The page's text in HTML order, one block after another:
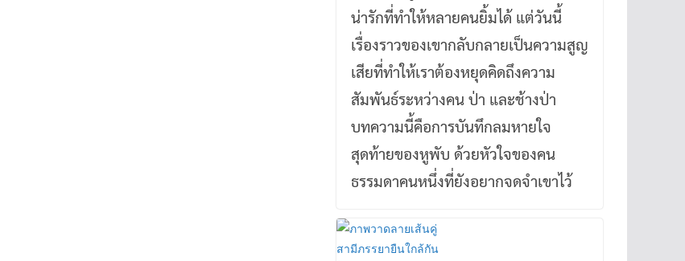
น่ารักที่ทำให้หลายคนยิ้มได้ แต่วันนี้
เรื่องราวของเขากลับกลายเป็นความสูญ
เสียที่ทำให้เราต้องหยุดคิดถึงความ
สัมพันธ์ระหว่างคน ป่า และช้างป่า
บทความนี้คือการบันทึกลมหายใจ
สุดท้ายของหูพับ ด้วยหัวใจของคน
ธรรมดาคนหนึ่งที่ยังอยากจดจำเขาไว้